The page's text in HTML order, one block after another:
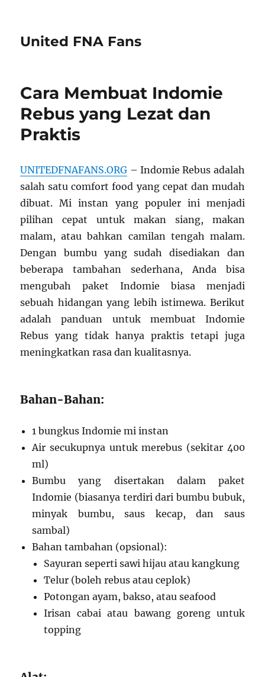
United FNA Fans
Cara Membuat Indomie
Rebus yang Lezat dan
Praktis
UNITEDFNAFANS.ORG – Indomie Rebus adalah
salah satu comfort food yang cepat dan mudah
dibuat. Mi instan yang populer ini menjadi
pilihan cepat untuk makan siang, makan
malam, atau bahkan camilan tengah malam.
Dengan bumbu yang sudah disediakan dan
beberapa tambahan sederhana, Anda bisa
mengubah paket Indomie biasa menjadi
sebuah hidangan yang lebih istimewa. Berikut
adalah panduan untuk membuat Indomie
Rebus yang tidak hanya praktis tetapi juga
meningkatkan rasa dan kualitasnya.
Bahan-Bahan:
1 bungkus Indomie mi instan
Air secukupnya untuk merebus (sekitar 400
ml)
Bumbu yang disertakan dalam paket
Indomie (biasanya terdiri dari bumbu bubuk,
minyak bumbu, saus kecap, dan saus
sambal)
Bahan tambahan (opsional):
Sayuran seperti sawi hijau atau kangkung
Telur (boleh rebus atau ceplok)
Potongan ayam, bakso, atau seafood
Irisan cabai atau bawang goreng untuk
topping